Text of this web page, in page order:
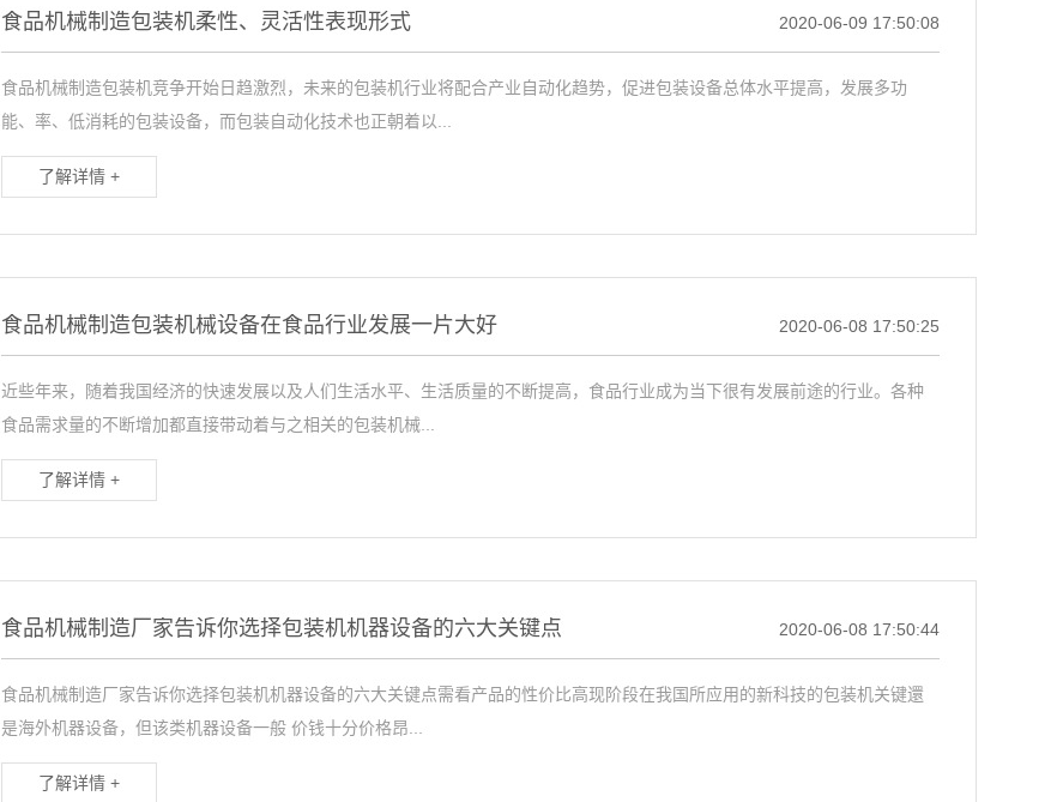
食品机械制造包装机柔性、灵活性表现形式 2020-06-09 17:50:08
食品机械制造包装机竞争开始日趋激烈，未来的包装机行业将配合产业自动化趋势，促进包装设备总体水平提高，发展多功
能、率、低消耗的包装设备，而包装自动化技术也正朝着以...
了解详情 +
食品机械制造包装机械设备在食品行业发展一片大好 2020-06-08 17:50:25
近些年来，随着我国经济的快速发展以及人们生活水平、生活质量的不断提高，食品行业成为当下很有发展前途的行业。各种
食品需求量的不断增加都直接带动着与之相关的包装机械...
了解详情 +
食品机械制造厂家告诉你选择包装机机器设备的六大关键点 2020-06-08 17:50:44
食品机械制造厂家告诉你选择包装机机器设备的六大关键点需看产品的性价比高现阶段在我国所应用的新科技的包装机关键還
是海外机器设备，但该类机器设备一般 价钱十分价格昂...
了解详情 +